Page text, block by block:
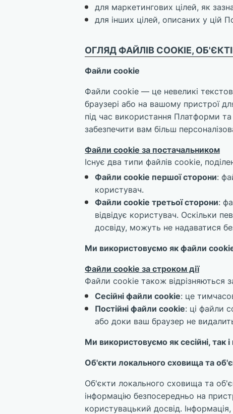
для маркетингових цілей, як
для інших цілей, описаних у цій
ОГЛЯД ФАЙЛІВ COOKIE,
Файли cookie
Файли cookie — це невеликі
браузері або на вашому пристрої
під час використання Платформи та
забезпечити вам більш
Файли cookie за постачальником
Існує два типи файлів cookie,
Файли cookie першої сторони:
користувач.
Файли cookie третьої сторони:
відвідує користувач. Оскільки
досвіду, можуть не надаватися
Ми використовуємо як файли
Файли cookie за строком дії
Файли cookie також відрізняються
Сесійні файли cookie: це
Постійні файли cookie: ці файли
або доки ваш браузер не
Ми використовуємо як сесійні, так
Об'єкти локального сховища та
Об'єкти локального сховища та
інформацію безпосередньо на
користувацький досвід.